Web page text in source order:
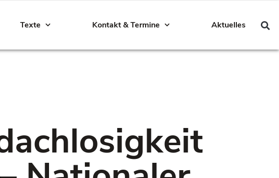
Texte Kontakt & Termine Aktuelles